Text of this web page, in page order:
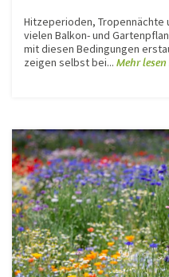
Hitzeperioden, Tropennächte
vielen Balkon- und
mit diesen Bedingungen
zeigen selbst bei... Mehr lesen